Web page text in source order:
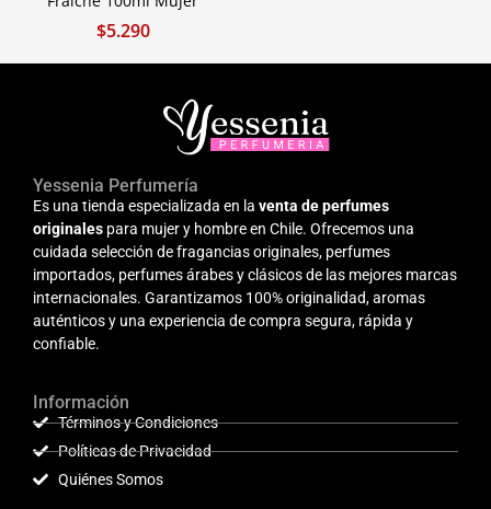
$5.290
Yessenia Perfumería
Es una tienda especializada en la venta de perfumes
originales para mujer y hombre en Chile. Ofrecemos una
cuidada selección de fragancias originales, perfumes
importados, perfumes árabes y clásicos de las mejores marcas
internacionales. Garantizamos 100% originalidad, aromas
auténticos y una experiencia de compra segura, rápida y
confiable.
Información
Términos y Condiciones
Políticas de Privacidad
Quiénes Somos